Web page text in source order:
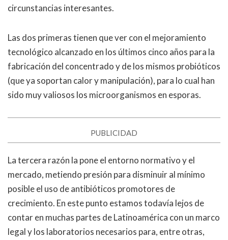
circunstancias interesantes.
Las dos primeras tienen que ver con el mejoramiento
tecnológico alcanzado en los últimos cinco años para la
fabricación del concentrado y de los mismos probióticos
(que ya soportan calor y manipulación), para lo cual han
sido muy valiosos los microorganismos en esporas.
PUBLICIDAD
La tercera razón la pone el entorno normativo y el
mercado, metiendo presión para disminuir al mínimo
posible el uso de antibióticos promotores de
crecimiento. En este punto estamos todavía lejos de
contar en muchas partes de Latinoamérica con un marco
legal y los laboratorios necesarios para, entre otras,